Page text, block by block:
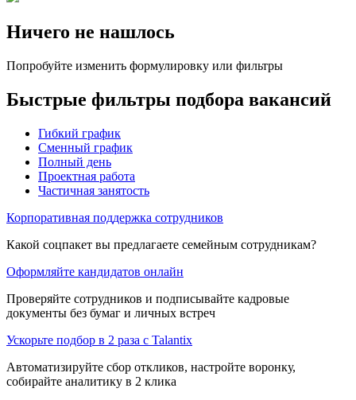
Ничего не нашлось
Попробуйте изменить формулировку или фильтры
Быстрые фильтры подбора вакансий
Гибкий график
Сменный график
Полный день
Проектная работа
Частичная занятость
Корпоративная поддержка сотрудников
Какой соцпакет вы предлагаете семейным сотрудникам?
Оформляйте кандидатов онлайн
Проверяйте сотрудников и подписывайте кадровые
документы без бумаг и личных встреч
Ускорьте подбор в 2 раза с Talantix
Автоматизируйте сбор откликов, настройте воронку,
собирайте аналитику в 2 клика